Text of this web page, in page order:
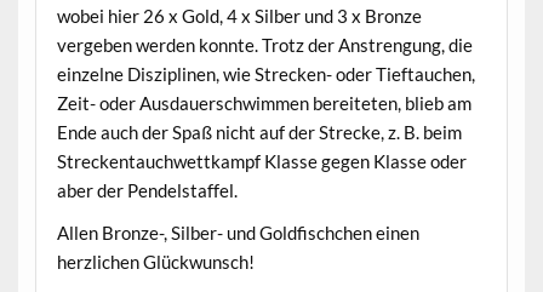
wobei hier 26 x Gold, 4 x Silber und 3 x Bronze
vergeben werden konnte. Trotz der Anstrengung, die
einzelne Disziplinen, wie Strecken- oder Tieftauchen,
Zeit- oder Ausdauerschwimmen bereiteten, blieb am
Ende auch der Spaß nicht auf der Strecke, z. B. beim
Streckentauchwettkampf Klasse gegen Klasse oder
aber der Pendelstaffel.
Allen Bronze-, Silber- und Goldfischchen einen
herzlichen Glückwunsch!